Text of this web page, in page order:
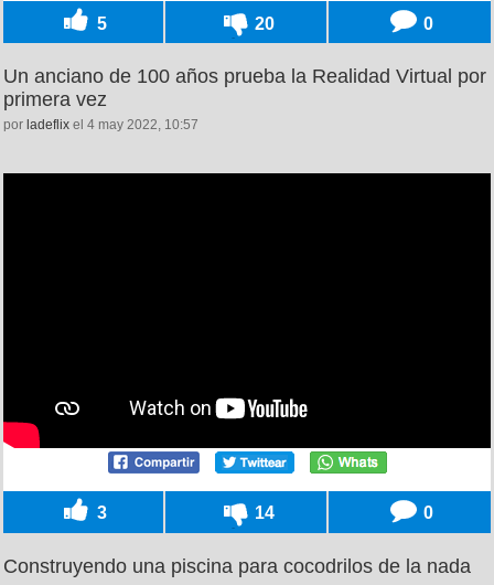
5 20 0
Un anciano de 100 años prueba la Realidad Virtual por
primera vez
por ladeflix el 4 may 2022, 10:57
3 14 0
Construyendo una piscina para cocodrilos de la nada